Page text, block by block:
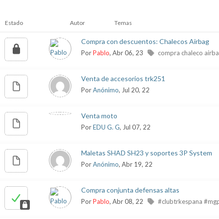
Estado Autor Temas
Compra con descuentos: Chalecos Airbag
PorPablo, Abr 06, 23 compra chaleco
Venta de accesorios trk251
PorAnónimo, Jul 20, 22
Venta moto
PorEDU G. G, Jul 07, 22
Maletas SHAD SH23 y soportes 3P System
PorAnónimo, Abr 19, 22
Compra conjunta defensas altas
PorPablo, Abr 08, 22 #clubtrkespana